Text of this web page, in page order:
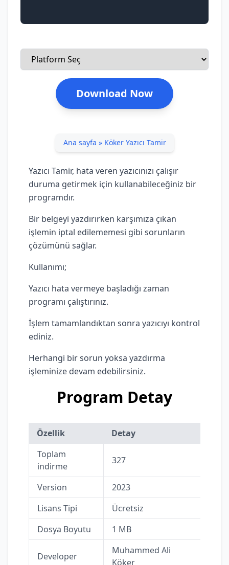
Download Now
Ana sayfa » Köker Yazıcı Tamir
Yazıcı Tamir, hata veren yazıcınızı çalışır
duruma getirmek için kullanabileceğiniz bir
programdır.
Bir belgeyi yazdırırken karşımıza çıkan
işlemin iptal edilememesi gibi sorunların
çözümünü sağlar.
Kullanımı;
Yazıcı hata vermeye başladığı zaman
programı çalıştırınız.
İşlem tamamlandıktan sonra yazıcıyı kontrol
ediniz.
Herhangi bir sorun yoksa yazdırma
işleminize devam edebilirsiniz.
Program Detay
Özellik
Detay
Toplam
indirme
327
Version
2023
Lisans Tipi
Ücretsiz
Dosya Boyutu
1 MB
Developer
Muhammed Ali
Köker